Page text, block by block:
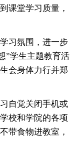
课堂学习质量，
习氛围，进一步
”学生主题教育活
会身体力行并郑
自觉关闭手机或
校和学院的各项
带食物进教室，